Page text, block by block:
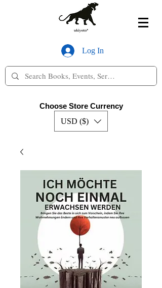
Log In
Choose Store Currency
USD ($)